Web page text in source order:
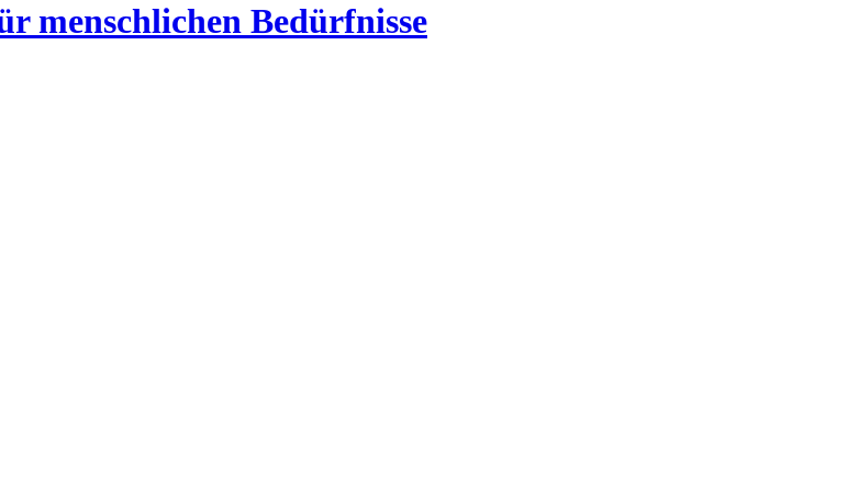
menschlichen Bedürfnisse